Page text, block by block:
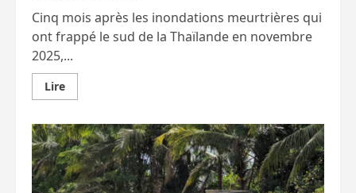
Cinq mois après les inondations meurtrières qui
ont frappé le sud de la Thaïlande en novembre
2025,...
LireEn
savoir
Inondations
à
Hat
Yai
en
2025